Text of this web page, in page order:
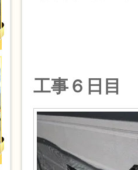
工事６日目